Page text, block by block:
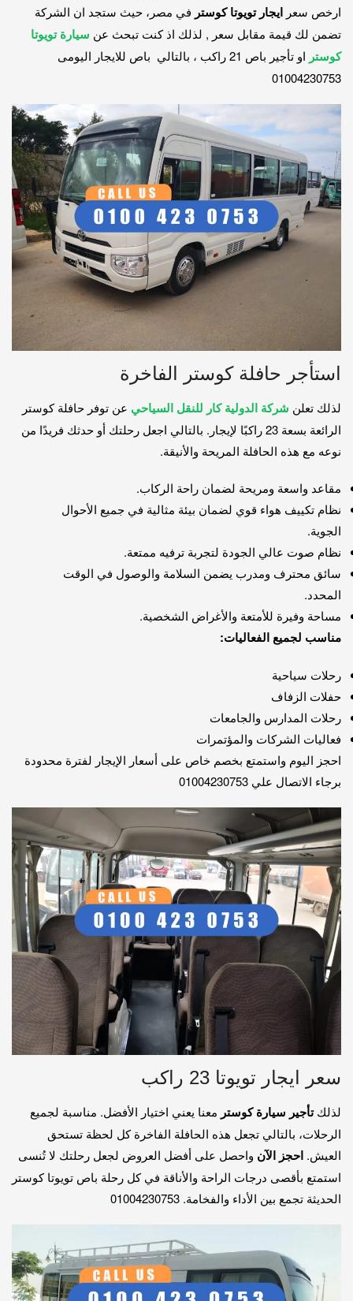
ارخص سعر ايجار تويوتا كوستر في مصر، حيث ستجد ان الشركة
تضمن لك قيمة مقابل سعر , لذلك اذ كنت تبحث عن سيارة تويوتا
كوستر
او تأجير باص 21 راكب ، بالتالي باص للايجار اليومى
01004230753
استأجر حافلة كوستر الفاخرة
لذلك تعلن شركة الدولية كار للنقل السياحي عن توفر حافلة كوستر
الرائعة بسعة 23 راكبًا لإيجار. بالتالي اجعل رحلتك أو حدثك فريدًا من
نوعه مع هذه الحافلة المريحة والأنيقة.
مقاعد واسعة ومريحة لضمان راحة الركاب.
نظام تكييف هواء قوي لضمان بيئة مثالية في جميع الأحوال
الجوية.
نظام صوت عالي الجودة لتجربة ترفيه ممتعة.
سائق محترف ومدرب يضمن السلامة والوصول في الوقت
المحدد.
مساحة وفيرة للأمتعة والأغراض الشخصية.
مناسب لجميع الفعاليات:
رحلات سياحية
حفلات الزفاف
رحلات المدارس والجامعات
فعاليات الشركات والمؤتمرات
احجز اليوم واستمتع بخصم خاص على أسعار الإيجار لفترة محدودة
برجاء الاتصال علي 01004230753
سعر ايجار تويوتا 23 راكب
لذلكتأجير سيارة كوستر معنا يعني اختيار الأفضل. مناسبة لجميع
الرحلات، بالتالي تجعل هذه الحافلة الفاخرة كل لحظة تستحق
العيش. احجز الآن واحصل على أفضل العروض لجعل رحلتك لا تُنسى
استمتع بأقصى درجات الراحة والأناقة في كل رحلة باص تويوتا كوستر
الحديثة تجمع بين الأداء والفخامة. 01004230753